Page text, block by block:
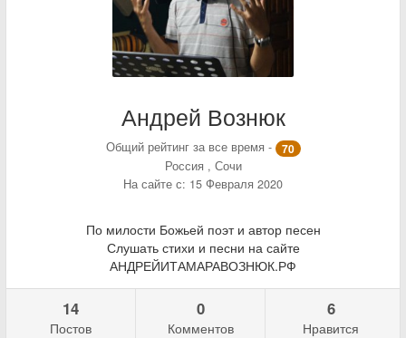
Андрей Вознюк
Общий рейтинг за все время -
70
Россия , Сочи
На сайте с: 15 Февраля 2020
По милости Божьей поэт и автор песен
Слушать стихи и песни на сайте
АНДРЕЙИТАМАРАВОЗНЮК.РФ
14
Постов
0
Комментов
6
Нравится